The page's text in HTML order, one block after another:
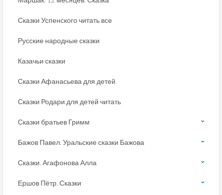
Сказки Успенского читать все
Русские народные сказки
Казачьи сказки
Сказки Афанасьева для детей
Сказки Родари для детей читать
Сказки братьев Гримм
Бажов Павел. Уральские сказки Бажова
Сказки. Агафонова Алла
Ершов Пётр. Сказки